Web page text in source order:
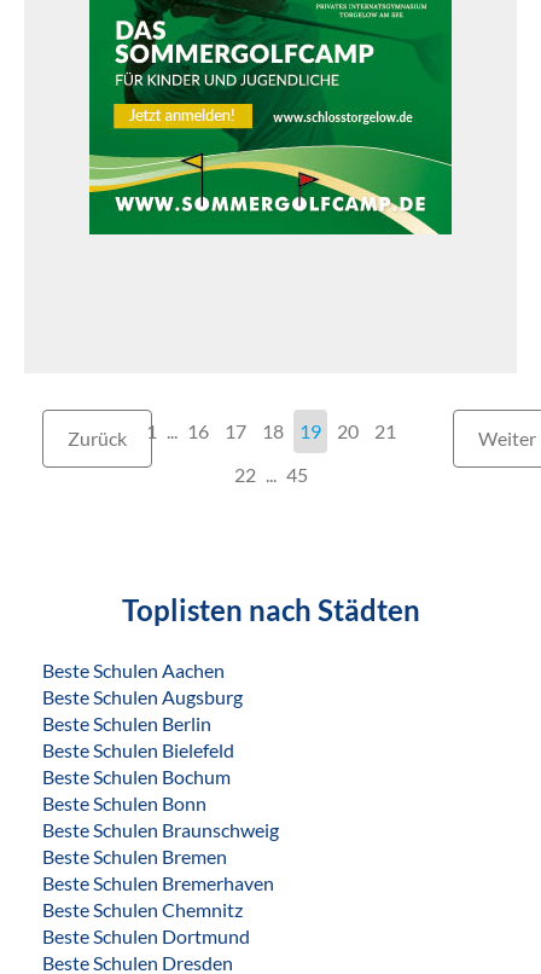
Zurück 1 16 17 18 19 20
21
22
45
Weiter
Toplisten nach Städten
Beste Schulen Aachen
Beste Schulen Augsburg
Beste Schulen Berlin
Beste Schulen Bielefeld
Beste Schulen Bochum
Beste Schulen Bonn
Beste Schulen Braunschweig
Beste Schulen Bremen
Beste Schulen Bremerhaven
Beste Schulen Chemnitz
Beste Schulen Dortmund
Beste Schulen Dresden